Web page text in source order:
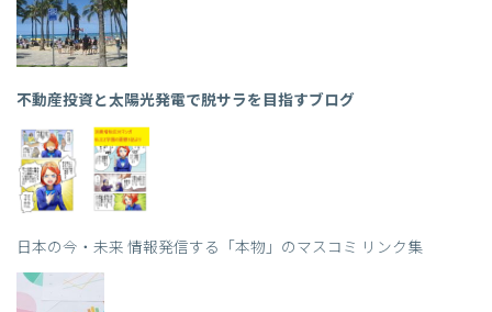
不動産投資と太陽光発電で脱サラを目指すブログ
日本の今・未来 情報発信する「本物」のマスコミ リンク集